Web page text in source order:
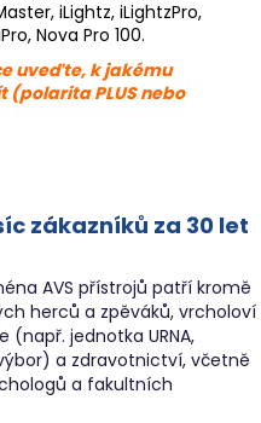
iLightz, iLightzPro,
Nova Pro 100.
uveďte, k jakému
PLUS nebo
zákazníků za 30 let
AVS přístrojů patří kromě
herců a zpěváků, vrcholoví
jednotka URNA,
a zdravotnictví, včetně
a fakultních